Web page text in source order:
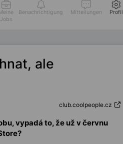
Jobs
Benachrichtigung Mitteilungen Profil
ale
club.coolpeople.cz
vypadá to, že už v červnu